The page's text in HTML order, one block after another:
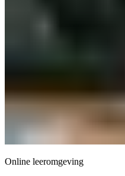
Online leeromgeving